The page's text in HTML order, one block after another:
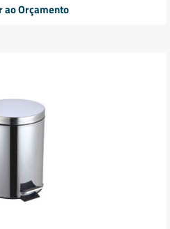
ao Orçamento